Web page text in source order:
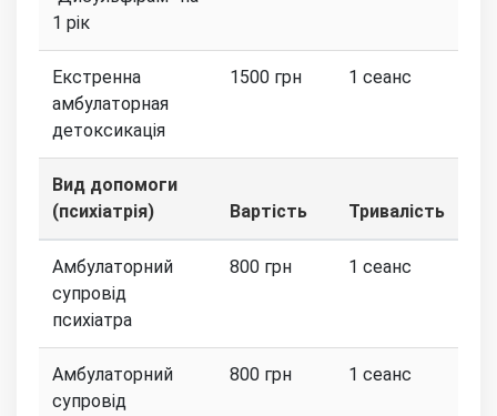
1 рік
Екстренна
амбулаторная
детоксикація
1500 грн 1 сеанс
Вид допомоги
(психіатрія)
Вартість Тривалість
Амбулаторний
супровід
психіатра
800 грн 1 сеанс
Амбулаторний
супровід
800 грн 1 сеанс